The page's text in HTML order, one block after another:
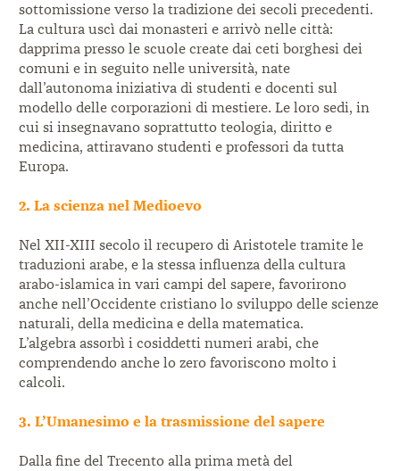
sottomissione verso la tradizione dei secoli precedenti.
La cultura uscì dai monasteri e arrivò nelle città:
dapprima presso le scuole create dai ceti borghesi dei
comuni e in seguito nelle università, nate
dall’autonoma iniziativa di studenti e docenti sul
modello delle corporazioni di mestiere. Le loro sedi, in
cui si insegnavano soprattutto teologia, diritto e
medicina, attiravano studenti e professori da tutta
Europa.
2. La scienza nel Medioevo
Nel XII-XIII secolo il recupero di Aristotele tramite le
traduzioni arabe, e la stessa influenza della cultura
arabo-islamica in vari campi del sapere, favorirono
anche nell’Occidente cristiano lo sviluppo delle scienze
naturali, della medicina e della matematica.
L’algebra assorbì i cosiddetti numeri arabi, che
comprendendo anche lo zero favoriscono molto i
calcoli.
3. L’Umanesimo e la trasmissione del sapere
Dalla ­fine del Trecento alla prima metà del